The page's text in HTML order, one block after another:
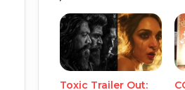
Toxic Trailer Out: